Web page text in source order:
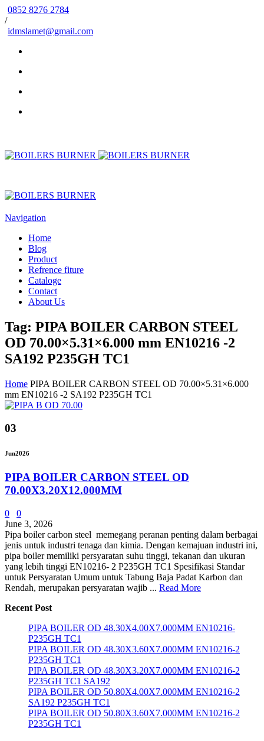
0852 8276 2784
/
idmslamet@gmail.com
Navigation
Home
Blog
Product
Refrence fiture
Cataloge
Contact
About Us
Tag: PIPA BOILER CARBON STEEL
OD 70.00×5.31×6.000 mm EN10216 -2
SA192 P235GH TC1
Home PIPA BOILER CARBON STEEL OD 70.00×5.31×6.000
mm EN10216 -2 SA192 P235GH TC1
03
Jun2026
PIPA BOILER CARBON STEEL OD
70.00X3.20X12.000MM
0
0
June 3, 2026
Pipa boiler carbon steel memegang peranan penting dalam berbagai
jenis untuk industri tenaga dan kimia. Dengan kemajuan industri ini,
pipa boiler memiliki persyaratan suhu tinggi, tekanan dan ukuran
yang lebih tinggi EN10216- 2 P235GH TC1 Spesifikasi Standar
untuk Persyaratan Umum untuk Tabung Baja Padat Karbon dan
Rendah, merupakan persyaratan wajib ... Read More
Recent Post
PIPA BOILER OD 48.30X4.00X7.000MM EN10216-
P235GH TC1
PIPA BOILER OD 48.30X3.60X7.000MM EN10216-2
P235GH TC1
PIPA BOILER OD 48.30X3.20X7.000MM EN10216-2
P235GH TC1 SA192
PIPA BOILER OD 50.80X4.00X7.000MM EN10216-2
SA192 P235GH TC1
PIPA BOILER OD 50.80X3.60X7.000MM EN10216-2
P235GH TC1